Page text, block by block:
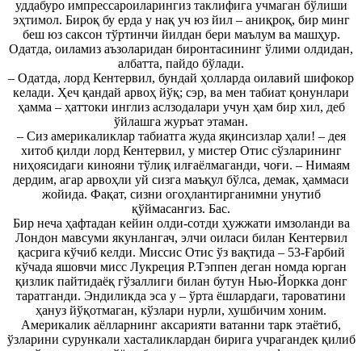
уддабуро импрессароиларингиз таклифига учмаган бўлиши
эҳтимол. Бироқ бу ерда у нақ уч юз йил – аниқроқ, бир минг
беш юз саксон тўртинчи йилдан бери маълум ва машҳур.
Одатда, оиламиз аъзоларидан биронтасининг ўлими олдидан,
албатта, пайдо бўлади.
– Одатда, лорд Кентервил, бундай ҳолларда оилавий шифокор
келади. Ҳеч қандай арвоҳ йўқ; сэр, ва мен табиат қонунлари
ҳамма – ҳаттоки инглиз аслзодалари учун ҳам бир хил, деб
ўйлашга журъат этаман.
– Сиз америкаликлар табиатга жуда яқинсизлар ҳали! – дея
хитоб қилди лорд Кентервил, у мистер Отис сўзларининг
ниҳоясидаги кинояни тўлиқ илғаёлмаганди, чоғи. – Нимаям
дердим, агар арвоҳли уй сизга маъқул бўлса, демак, ҳаммаси
жойида. Фақат, сизни огоҳлантирганимни унутиб
қўймасангиз. Бас.
Бир неча ҳафтадан кейин олди-сотди ҳужжати имзоланди ва
Лондон мавсуми якунлангач, элчи оиласи билан Кентервил
қасрига кўчиб келди. Миссис Отис ўз вақтида – 53-Ғарбий
кўчада яшовчи мисс Лукреция Р.Тэппен деган номда юрган
қизлик пайтидаёқ гўзаллиги билан бутун Нью-Йоркка донг
таратганди. Эндиликда эса у – ўрта ёшлардаги, тароватини
ҳануз йўқотмаган, кўзлари нурли, хушбичим хоним.
Америкалик аёлларнинг аксарияти ватанни тарк этаётиб,
ўзларини сурункали хасталиклардан бирига учрагандек қилиб